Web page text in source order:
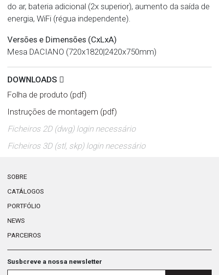
do ar, bateria adicional (2x superior), aumento da saída de
energia, WiFi (régua independente).
Versões e Dimensões (CxLxA)
Mesa DACIANO (720x1820|2420x750mm)
DOWNLOADS
Folha de produto (pdf)
Instruções de montagem (pdf)
Ficheiros 2D (dwg) login necessário
Ficheiros 3D (stl, skp) login necessário
SOBRE
CATÁLOGOS
PORTFÓLIO
NEWS
PARCEIROS
Susbcreve a nossa newsletter